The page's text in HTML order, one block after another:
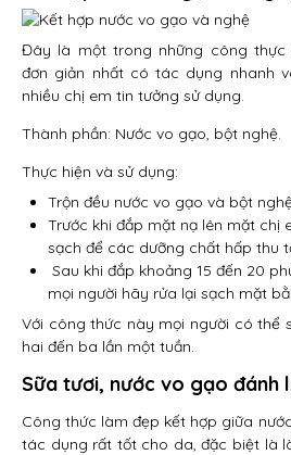
Đây là một trong những công
đơn giản nhất có tác dụng nhanh
nhiều chị em tin tưởng sử dụng.
Thành phần: Nước vo gạo, bột nghệ.
Thực hiện và sử dụng:
Trộn đều nước vo gạo và bột
Trước khi đắp mặt nạ lên mặt chị
sạch để các dưỡng chất hấp thu
Sau khi đắp khoảng 15 đến 20
mọi người hãy rửa lại sạch mặt
Với công thức này mọi người có thể
hai đến ba lần một tuần.
Sữa tươi, nước vo gạo đánh
Công thức làm đẹp kết hợp giữa
tác dụng rất tốt cho da, đặc biệt là